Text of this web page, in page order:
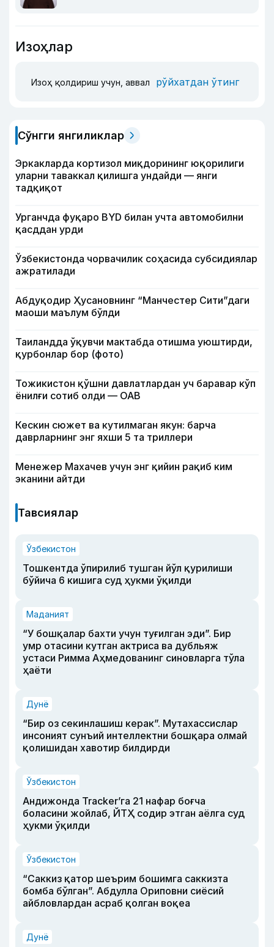
Изоҳлар
Изоҳ қолдириш учун, аввал рўйхатдан ўтинг
Сўнгги янгиликлар
Эркакларда кортизол миқдорининг юқорилиги
уларни таваккал қилишга ундайди — янги
тадқиқот
Урганчда фуқаро BYD билан учта автомобилни
қасддан урди
Ўзбекистонда чорвачилик соҳасида субсидиялар
ажратилади
Абдуқодир Ҳусановнинг “Манчестер Сити”даги
маоши маълум бўлди
Таиландда ўқувчи мактабда отишма уюштирди,
қурбонлар бор (фото)
Тожикистон қўшни давлатлардан уч баравар кўп
ёнилғи сотиб олди — ОАВ
Кескин сюжет ва кутилмаган якун: барча
даврларнинг энг яхши 5 та триллери
Менежер Махачев учун энг қийин рақиб ким
эканини айтди
Тавсиялар
Ўзбекистон
Тошкентда ўпирилиб тушган йўл қурилиши
бўйича 6 кишига суд ҳукми ўқилди
Маданият
“У бошқалар бахти учун туғилган эди”. Бир
умр отасини кутган актриса ва дубльяж
устаси Римма Аҳмедованинг синовларга тўла
ҳаёти
Дунё
“Бир оз секинлашиш керак”. Мутахассислар
инсоният сунъий интеллектни бошқара олмай
қолишидан хавотир билдирди
Ўзбекистон
Андижонда Tracker’га 21 нафар боғча
боласини жойлаб, ЙТҲ содир этган аёлга суд
ҳукми ўқилди
Ўзбекистон
“Саккиз қатор шеърим бошимга саккизта
бомба бўлган”. Абдулла Ориповни сиёсий
айбловлардан асраб қолган воқеа
Дунё